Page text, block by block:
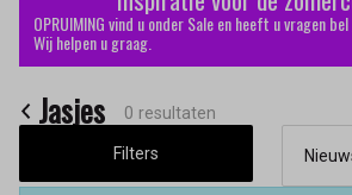
Keskusta
OPRUIMING vind u onder Sale en heeft u vragen
Wij helpen u graag.
Jasjes 0 resultaten
Filters